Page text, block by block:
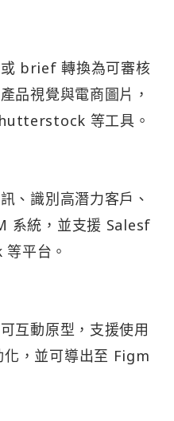
brief 轉換為可審核
品視覺與電商圖片，
等工具。
、識別高潛力客戶、
系統，並支援 Salesf
平台。
互動原型，支援使用
化，並可導出至 Figm